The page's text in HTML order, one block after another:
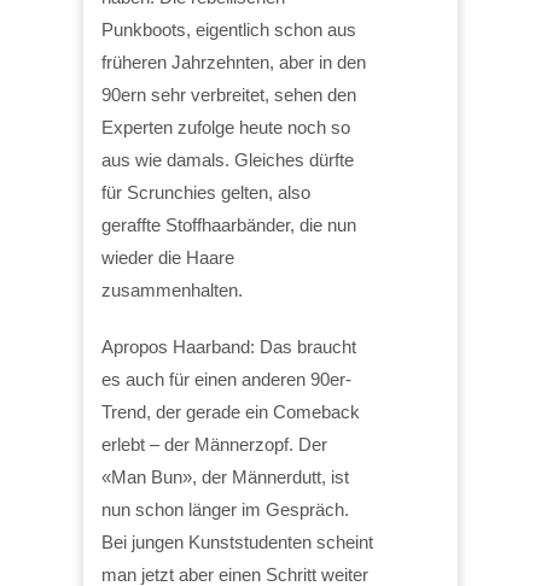
Punkboots, eigentlich schon aus
früheren Jahrzehnten, aber in den
90ern sehr verbreitet, sehen den
Experten zufolge heute noch so
aus wie damals. Gleiches dürfte
für Scrunchies gelten, also
geraffte Stoffhaarbänder, die nun
wieder die Haare
zusammenhalten.
Apropos Haarband: Das braucht
es auch für einen anderen 90er-
Trend, der gerade ein Comeback
erlebt – der Männerzopf. Der
«Man Bun», der Männerdutt, ist
nun schon länger im Gespräch.
Bei jungen Kunststudenten scheint
man jetzt aber einen Schritt weiter